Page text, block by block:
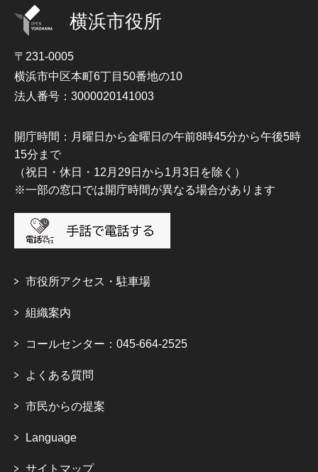
横浜市役所
〒231-0005
横浜市中区本町6丁目50番地の10
法人番号：3000020141003
開庁時間：月曜日から金曜日の午前8時45分から午後5時
15分まで
（祝日・休日・12月29日から1月3日を除く）
※一部の窓口では開庁時間が異なる場合があります
市役所アクセス・駐車場
組織案内
コールセンター：045-664-2525
よくある質問
市民からの提案
Language
サイトマップ